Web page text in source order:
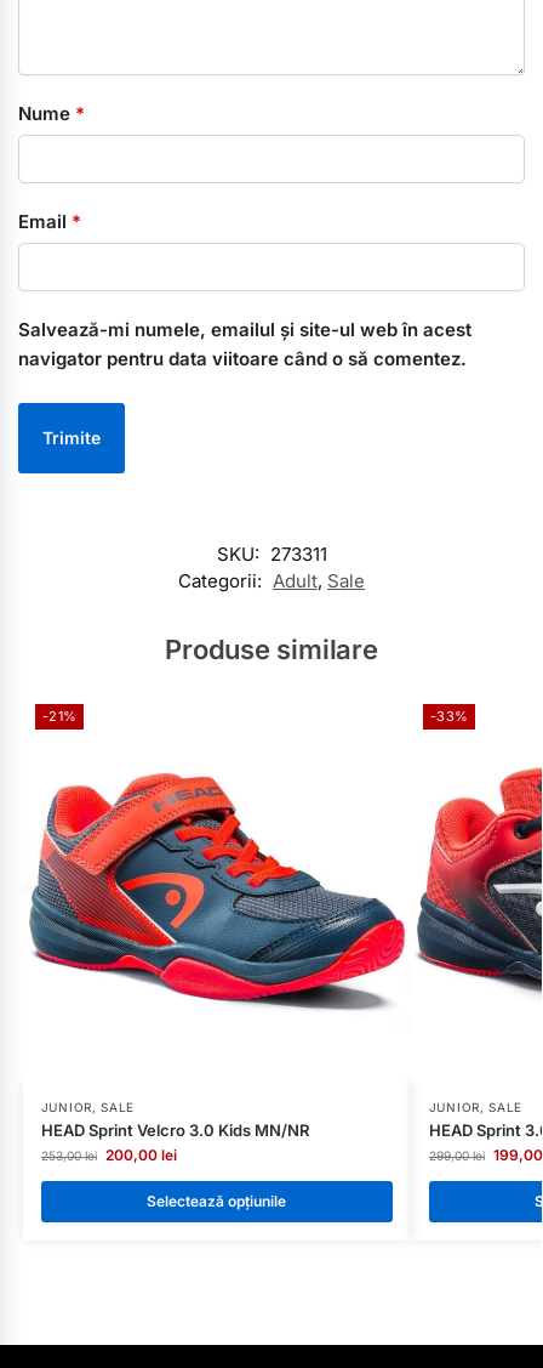
Nume *
Email *
Salvează-mi numele, emailul și site-ul web în acest
navigator pentru data viitoare când o să comentez.
SKU: 273311
Categorii: Adult, Sale
Produse similare
-21%
JUNIOR,SALE
HEAD Sprint Velcro 3.0 Kids MN/NR
253,00lei 200,00 lei
Selectează opțiunile
-33%
JUNIOR,SALE
HEAD Sprint
299,00lei